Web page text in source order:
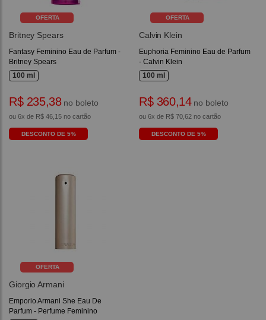
OFERTA
Britney Spears
Fantasy Feminino Eau de Parfum -
Britney Spears
100 ml
R$ 235,38no boleto
ou 6x de R$ 46,15 no cartão
DESCONTO DE 5%
OFERTA
Calvin Klein
Euphoria Feminino Eau de Parfum
- Calvin Klein
100 ml
R$ 360,14no boleto
ou 6x de R$ 70,62 no cartão
DESCONTO DE 5%
OFERTA
Giorgio Armani
Emporio Armani She Eau De
Parfum - Perfume Feminino